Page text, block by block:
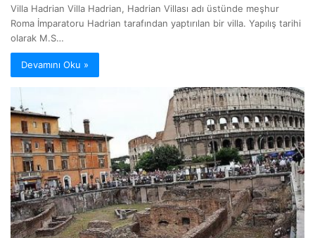
Villa Hadrian Villa Hadrian, Hadrian Villası adı üstünde meşhur
Roma İmparatoru Hadrian tarafından yaptırılan bir villa. Yapılış tarihi
olarak M.S…
Devamını Oku »